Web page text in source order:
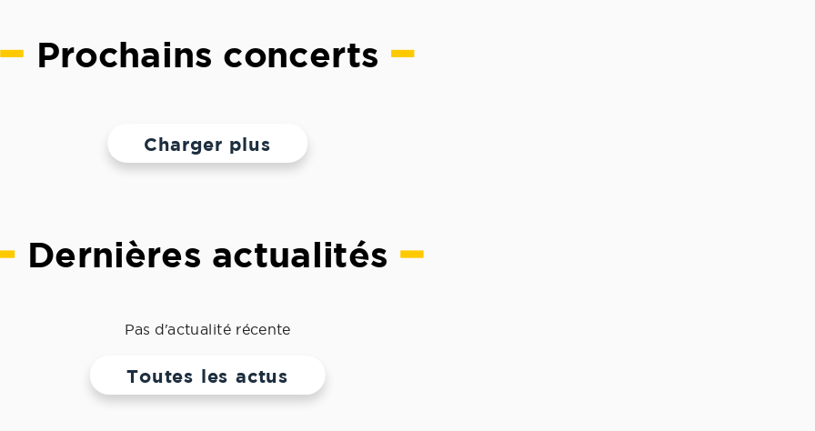
Prochains concerts
Charger plus
Dernières actualités
Pas d'actualité récente
Toutes les actus